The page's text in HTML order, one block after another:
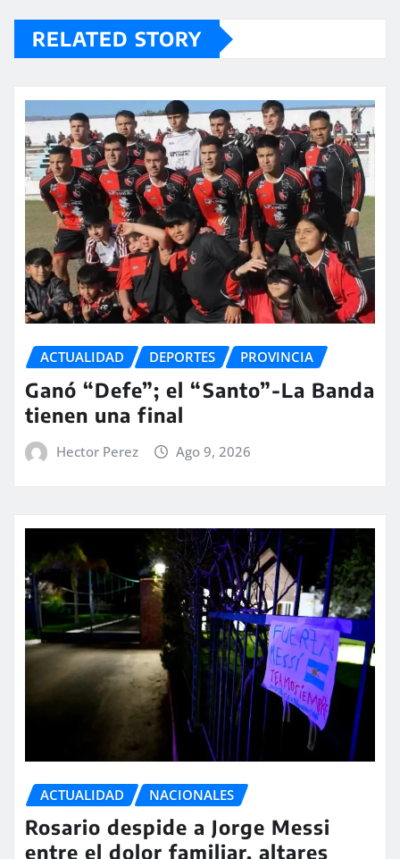
RELATED STORY
ACTUALIDAD DEPORTES PROVINCIA
Ganó “Defe”; el “Santo”-La Banda
tienen una final
Hector Perez Ago 9, 2026
ACTUALIDAD NACIONALES
Rosario despide a Jorge Messi
entre el dolor familiar, altares